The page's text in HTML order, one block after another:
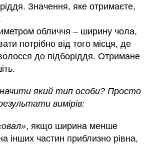
Значення, яке отримаєте,
обличчя – ширину чола,
потрібно від того місця, де
до підборіддя. Отримане
який тип особи? Просто
вимірів:
, якщо ширина менше
інших частин приблизно рівна,